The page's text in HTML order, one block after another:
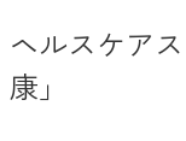
ヘルスケア
康」